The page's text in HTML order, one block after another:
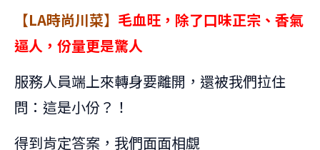
【LA時尚川菜】 毛血旺，除了口味正宗、香氣
逼人，份量更是驚人
服務人員端上來轉身要離開，還被我們拉住
問：這是小份？！
得到肯定答案，我們面面相覷